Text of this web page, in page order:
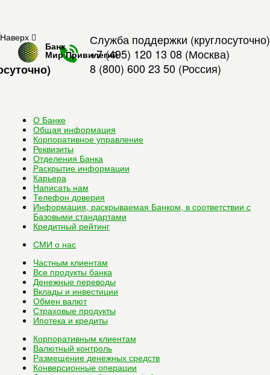
Служба поддержки (круглосуточно)
+7 (495) 120 13 08 (Москва)
8 (800) 600 23 50 (Россия)
Наверх
Банк
Мир Привилегий
О Банке
Общая информация
Корпоративное управление
Реквизиты
Отделения Банка
Раскрытие информации
Карьера
Написать нам
Телефон доверия
Информация, раскрываемая Банком, в соответствии с
Базовыми стандартами
Кредитный рейтинг
СМИ о нас
Частным клиентам
Все продукты банка
Денежные переводы
Вклады и инвестиции
Обмен валют
Страховые продукты
Ипотека и кредиты
Корпоративным клиентам
Валютный контроль
Размещение денежных средств
Конверсионные операции